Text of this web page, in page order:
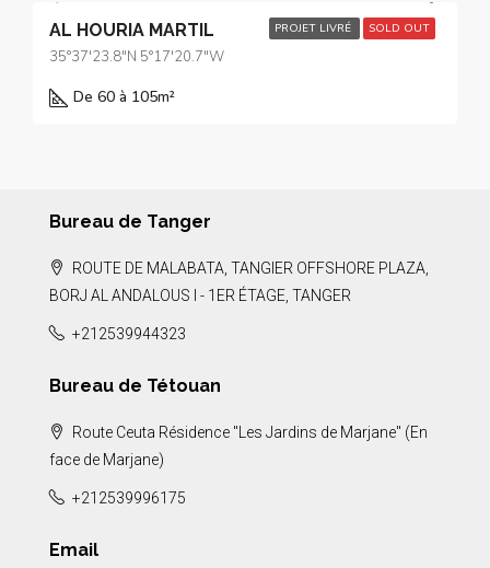
PROJET LIVRÉ SOLD OUT
AL HOURIA MARTIL
35°37'23.8"N 5°17'20.7"W
De 60 à 105m²
Bureau de Tanger
ROUTE DE MALABATA, TANGIER OFFSHORE PLAZA,
BORJ AL ANDALOUS I - 1ER ÉTAGE, TANGER
+212539944323
Bureau de Tétouan
Route Ceuta Résidence "Les Jardins de Marjane" (En
face de Marjane)
+212539996175
Email